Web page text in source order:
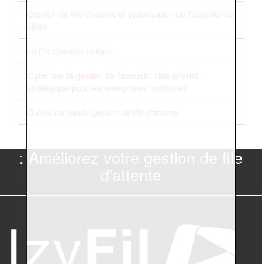
Gestion de file d'attente et optimisation de l'expérience
client
La file d'attente unique
Optimiser la gestion de l'accueil : Une priorité
stratégique pour les entreprises modernes
Qu'est ce que la gestion de file d'attente
: Améliorez votre gestion de file